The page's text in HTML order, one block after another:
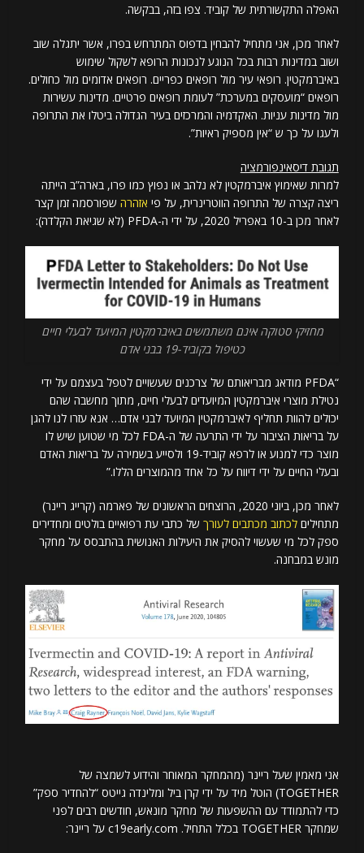
האפלה התקשורתית של קוביד. צפו בזה, בבקשה.
לאחר מכן, אני מתחיל להבחין בדפוס המתרחש בפרו, אשר יתגלה שוב
ושוב במדינות רבות בכל הנוגע לנכונות הרופא לשקול שימוש
באיברמקטין. רופאי עיר מול רופאים כפריים. רופאים אדומים מול כחולים.
רופאים “מועסקים במערכת” לעומת רופאים פרטיים. מדינות עשירות
מול מדינות עניות. האקדמיה והמרכזים בעיר הגדולה ביטלו את התרופה
ולעגו על כך ש “אין מספיק ראיות”.
תגובת דיסאינפורמציה
למרות שאימוץ איברמקטין לא נלהב או נפוץ כמו פרו, בארה”ב הייתה
ריצה קצרה של התרופה הווטרינרית, על פי אזהרה שפורסמה זמן קצר
לאחר מכן ב-10 באפריל 2020, על ידי ה-PFDA (לא שגיאת הקלדה):
מחזיקי סטוקה אינם משתמשים באיברמקטין המיועד לבעלי חיים
כטיפול בקוביד-19 בבני אדם
“PFDA מודאג מבריאותם של צרכנים שעשויים לטפל בעצמם על ידי
נטילת מוצרי איברמקטין המיועדים לבעלי חיים, מתוך מחשבה שהם
יכולים להוות תחליף לאיברמקטין המיועד לבני אדם… אנא עזרו לנו להגן
על בריאות הציבור על ידי התרעה של ה-FDA לכל מי שטוען שיש לו
מוצר כדי למנוע או לרפא קוביד-19 ולסייע בשמירה על בריאות האדם
ובעלי החיים על ידי דיווח על כל אחד מהמוצרים הללו.”
לאחר מכן, ביוני 2020, הרוצחים הראשונים של פארמה (קרייג ריינר)
מתחיליםלכתוב מכתבים לעורך של כתבי עת רפואיים בולטים ומחדירים
ספק לכל מי שעשוי להסיק את היעילות האנושית בהתבסס על מחקר
מונש במבחנה.
אני מאמין שעל ריינר (מהמחקר המאוחר והידוע לשמצה של
TOGETHER) הוטל מיד על ידי קרן ביל ומלינדה גייטס “להחדיר ספק”
כדי להתמודד עם ההשפעות של מחקר מונאש, חודשים רבים לפני
שמחקר TOGETHER בכלל התחיל. c19early.com על ריינר: